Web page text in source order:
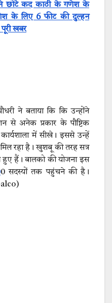
ने छोटे कद काठी के गणेश के
के लिए 6 फीट की दुल्हन
खबर
ने बताया कि कि उन्होंने
से अनेक प्रकार के पौष्टिक
में सीखे। इससे उन्हें
रहा है। खुशबू की तरह सत्र
हुए हैं। बालको की योजना इस
0 सदस्यों तक पहुंचने की है।